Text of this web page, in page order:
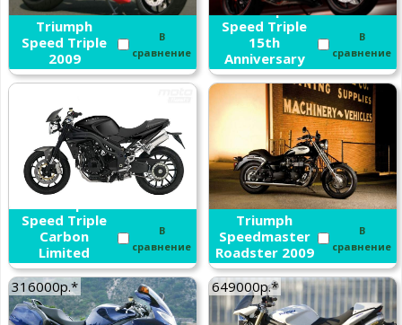
Triumph
Speed Triple
2009
В
сравнение
Triumph
Speed Triple
15th
Anniversary
Edition 2009
В
сравнение
Speed Triple
Carbon
Limited
Edition 2009
В
сравнение
Triumph
Speedmaster
Roadster 2009
В
сравнение
316000р.* 649000р.*